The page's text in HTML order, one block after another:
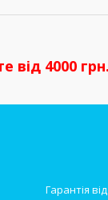
від 4000 грн.
Гарантія